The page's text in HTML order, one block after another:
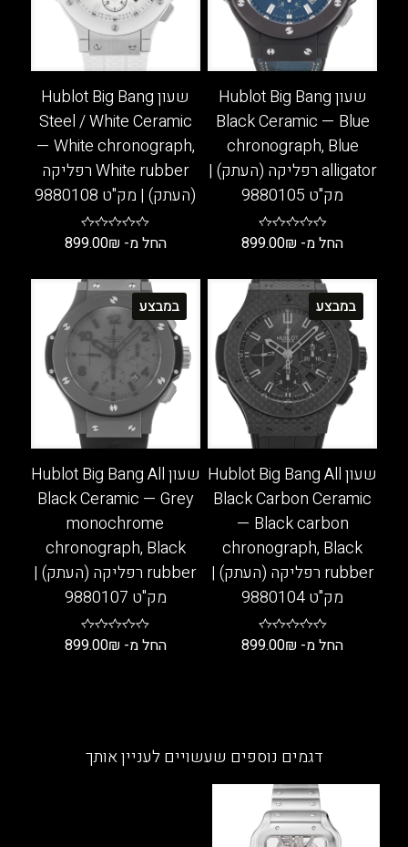
בעמוד
המוצר
בעמוד
המוצר
שעון Hublot Big Bang
Black Ceramic — Blue
chronograph, Blue
alligator רפליקה (העתק) |
מק"ט 9880105
החל מ- 899.00₪
זה
יש
מספר
סוגים.
ניתן
לבחור
את
האפשרויות
בעמוד
המוצר
שעון Hublot Big Bang
Steel / White Ceramic
— White chronograph,
White rubber רפליקה
(העתק) | מק"ט 9880108
החל מ- 899.00₪
זה
יש
מספר
סוגים.
ניתן
לבחור
את
האפשרויות
בעמוד
המוצר
במבצע
שעון Hublot Big Bang All
Black Carbon Ceramic
— Black carbon
chronograph, Black
rubber רפליקה (העתק) |
מק"ט 9880104
החל מ- 899.00₪
סוגים.
ניתן
לבחור
את
במבצע
שעון Hublot Big Bang All
Black Ceramic — Grey
monochrome
chronograph, Black
rubber רפליקה (העתק) |
מק"ט 9880107
החל מ- 899.00₪
סוגים.
דגמים נוספים שעשויים לעניין אותך